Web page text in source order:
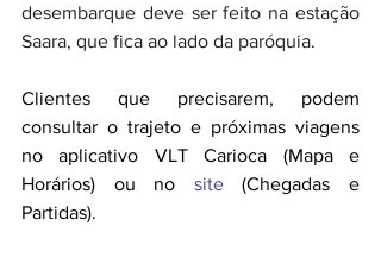
desembarque deve ser feito na estação
Saara, que fica ao lado da paróquia.
Clientes que precisarem, podem
consultar o trajeto e próximas viagens
no aplicativo VLT Carioca (Mapa e
Horários) ou no site (Chegadas e
Partidas).